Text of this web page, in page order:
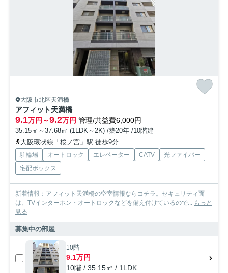
大阪市北区天満橋
アフィット天満橋
9.1万円～9.2万円 管理/共益費6,000円
35.15㎡～37.68㎡ (1LDK～2K) /築20年 /10階建
大阪環状線「桜ノ宮」駅 徒歩9分
駐輪場 オートロック エレベーター CATV
光ファイバー
宅配ボックス
新着情報：アフィット天満橋の空室情報ならコチラ。セキュリティ面
は、TVインターホン・オートロックなどを備え付けているので... もっと
見る
募集中の部屋
10階
9.1万円
10階 / 35.15㎡ / 1LDK